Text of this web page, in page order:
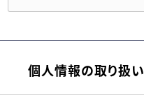
個人情報の取り扱